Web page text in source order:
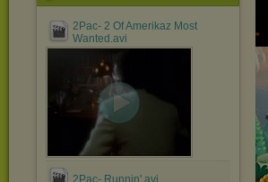
2Pac- 2 Of Amerikaz Most
Wanted.avi
2Pac- Runnin'.avi